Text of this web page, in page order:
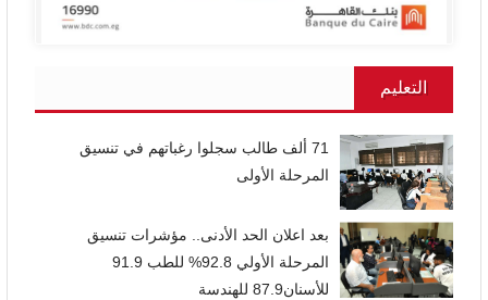
التعليم
71 ألف طالب سجلوا رغباتهم في تنسيق
المرحلة الأولى
بعد اعلان الحد الأدنى.. مؤشرات تنسيق
المرحلة الأولي 92.8% للطب 91.9
للأسنان87.9 للهندسة